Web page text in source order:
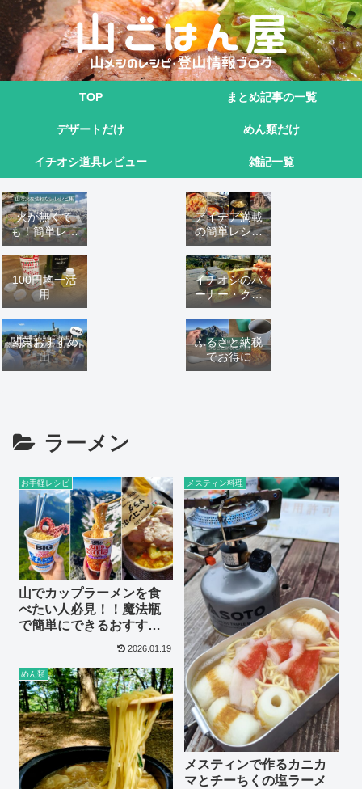
TOP まとめ記事の一覧
デザートだけ めん類だけ
イチオシ道具レビュー 雑記一覧
火が無くて
も！簡単レシ
ピ9選
アイデア満載
の簡単レシピ
16 選
100円均一活
用
イチオシのバ
ーナー・クッ
カーこれ！
関東おすすめ
山
ふるさと納税
でお得に
ラーメン
お手軽レシピ
山でカップラーメンを食
べたい人必見！！魔法瓶
で簡単にできるおすすめ
カップ麺のトッピング15
】
2026.01.19
メスティン料理
メスティンで作るカニカ
マとチーちくの塩ラーメ
めん類